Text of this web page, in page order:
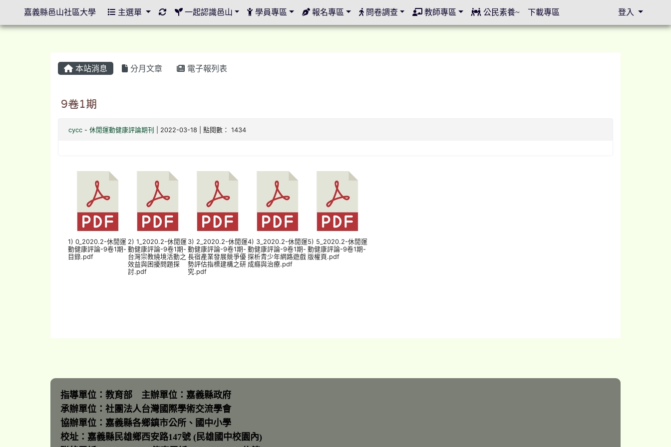
本站消息 分月文章 電子報列表
9卷1期
cycc- 休閒運動健康評論期刊 | 2022-03-18 | 點閱數： 1434
1) 0_2020.2-休閒運
動健康評論-9卷1期-
目錄.pdf
2) 1_2020.2-休閒運
動健康評論-9卷1期-
台灣宗教繞境活動之
效益與困擾問題探
討.pdf
3) 2_2020.2-休閒運
動健康評論-9卷1期-
長宿產業發展競爭優
勢評估指標建構之研
究.pdf
4) 3_2020.2-休閒運
動健康評論-9卷1期-
探析青少年網路遊戲
成癮與治療.pdf
5) 5_2020.2-休閒運
動健康評論-9卷1期-
版權頁.pdf
指導單位：教育部 主辦單位：嘉義縣政府
承辦單位：社團法人台灣國際學術交流學會
協辦單位：嘉義縣各鄉鎮市公所、國中小學
校址：嘉義縣民雄鄉西安路147號 (民雄國中校園內)
嘉義縣邑山社區大學 主選單 重新取得佈景設定
一起認識邑山 學員專區 報名專區 問卷調查 教師專區 公民素養~ 下載專區 登入